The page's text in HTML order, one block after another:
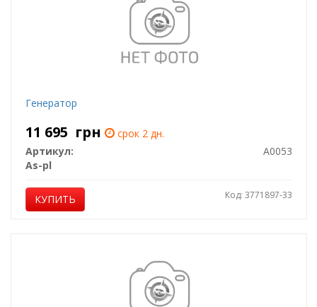
Генератор
11 695 грн
срок 2 дн.
Артикул:
A0053
As-pl
КУПИТЬ Код: 3771897-33